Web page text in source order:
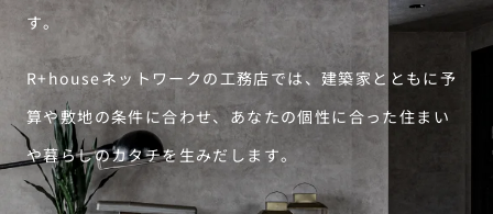
す。
R+houseネットワークの工務店では、建築家とともに予
算や敷地の条件に合わせ、あなたの個性に合った住まい
や暮らしのカタチを生みだします。